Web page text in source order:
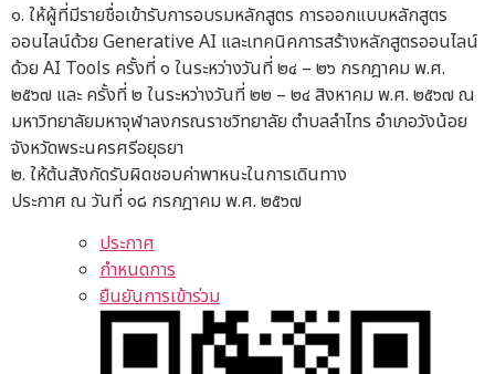
๑. ให้ผู้ที่มีรายชื่อเข้ารับการอบรมหลักสูตร การออกแบบหลักสูตร
ออนไลน์ด้วย Generative AI และเทคนิคการสร้างหลักสูตรออนไลน์
ด้วย AI Tools ครั้งที่ ๑ ในระหว่างวันที่ ๒๔ – ๒๖ กรกฎาคม พ.ศ.
๒๕๖๗ และ ครั้งที่ ๒ ในระหว่างวันที่ ๒๒ – ๒๔ สิงหาคม พ.ศ. ๒๕๖๗ ณ
มหาวิทยาลัยมหาจุฬาลงกรณราชวิทยาลัย ตำบลลำไทร อำเภอวังน้อย
จังหวัดพระนครศรีอยุธยา
๒. ให้ต้นสังกัดรับผิดชอบค่าพาหนะในการเดินทาง
ประกาศ ณ วันที่ ๑๘ กรกฎาคม พ.ศ. ๒๕๖๗
ประกาศ
กำหนดการ
ยืนยันการเข้าร่วม